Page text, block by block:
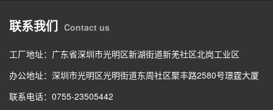
联系我们 Contact us
工厂地址：广东省深圳市光明区新湖街道新羌社区北岗工业区
办公地址：深圳市光明区光明街道东周社区聚丰路2580号璟霆大厦
联系电话：0755-23505442